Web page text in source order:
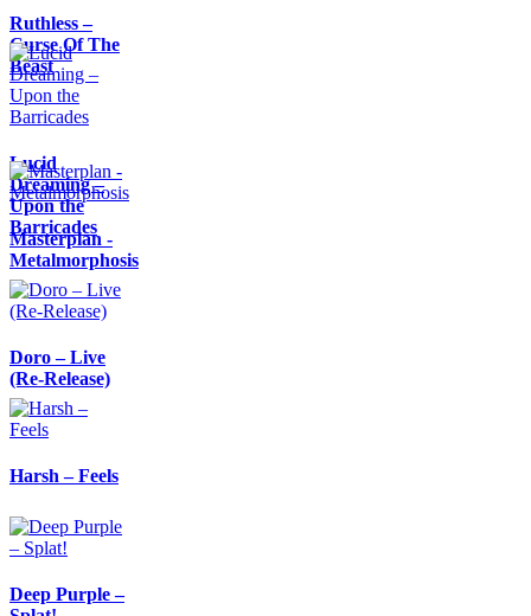
Ruthless –
Curse Of The
Beast
Lucid
Dreaming –
Upon the
Barricades
Masterplan -
Metalmorphosis
Doro – Live
(Re-Release)
Harsh – Feels
Deep Purple –